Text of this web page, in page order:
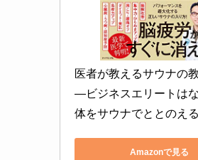
医者が教えるサウナの
―ビジネスエリートは
体をサウナでととのえ
Amazonで見る